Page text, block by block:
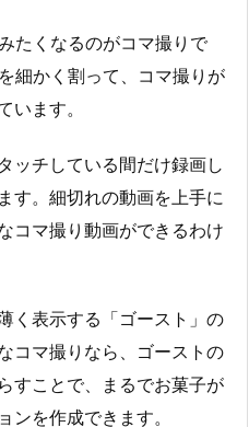
たくなるのがコマ撮りで
細かく割って、コマ撮りが
います。
ッチしている間だけ録画し
す。細切れの動画を上手に
コマ撮り動画ができるわけ
く表示する「ゴースト」の
コマ撮りなら、ゴーストの
すことで、まるでお菓子が
ンを作成できます。